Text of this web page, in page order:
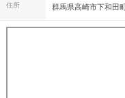
住所 群馬県高崎市下和田